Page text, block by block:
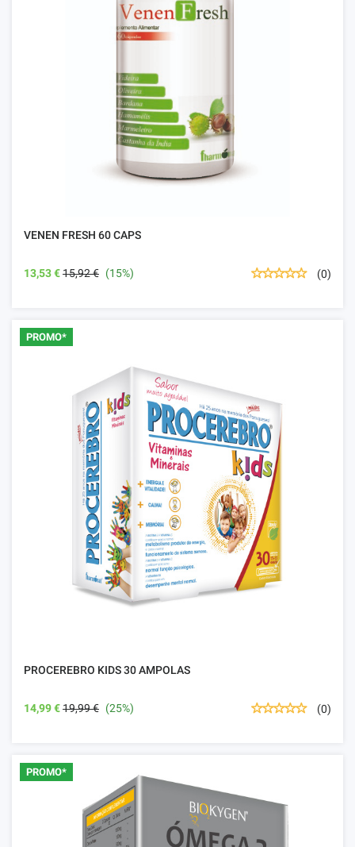
VENEN FRESH 60 CAPS
13,53 €15,92 € (15%) (0)
PROMO*
PROCEREBRO KIDS 30 AMPOLAS
14,99 €19,99 € (25%) (0)
PROMO*